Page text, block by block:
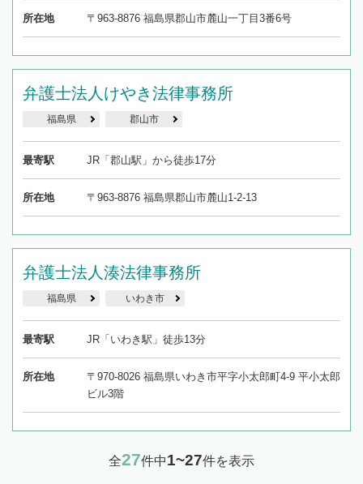
所在地 〒963-8876 福島県郡山市麓山一丁目3番6号
弁護士法人けやき法律事務所
福島県 郡山市
最寄駅 JR「郡山駅」から徒歩17分
所在地 〒963-8876 福島県郡山市麓山1-2-13
弁護士法人湊法律事務所
福島県 いわき市
最寄駅 JR「いわき駅」徒歩13分
所在地
〒970-8026 福島県いわき市平字小太郎町4-9 平小太郎
ビル3階
全27件中1~27件を表示